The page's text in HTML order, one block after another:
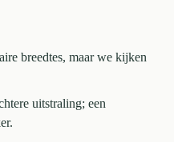
breedtes, maar we kijken
uitstraling; een